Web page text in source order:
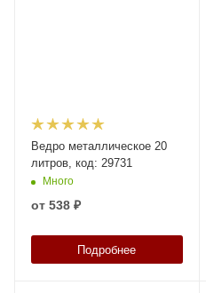
Ведро металлическое 20
литров, код: 29731
Много
от 538 ₽
Подробнее